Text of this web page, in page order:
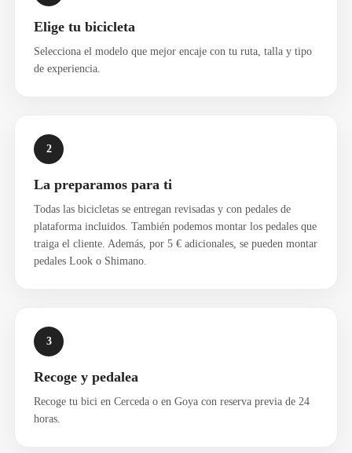
Elige tu bicicleta
Selecciona el modelo que mejor encaje con tu ruta, talla y tipo
de experiencia.
2
La preparamos para ti
Todas las bicicletas se entregan revisadas y con pedales de
plataforma incluidos. También podemos montar los pedales que
traiga el cliente. Además, por 5 € adicionales, se pueden montar
pedales Look o Shimano.
3
Recoge y pedalea
Recoge tu bici en Cerceda o en Goya con reserva previa de 24
horas.